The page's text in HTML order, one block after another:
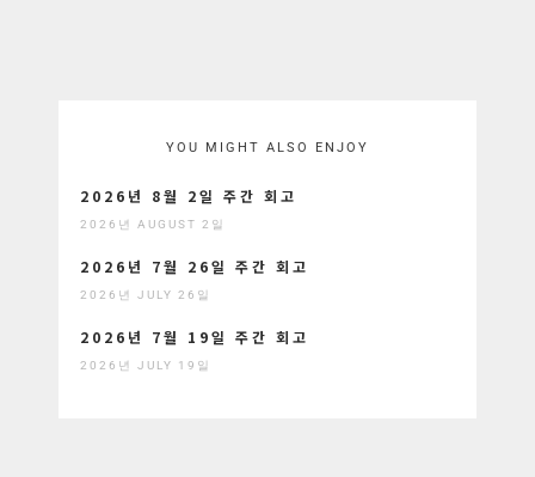
YOU MIGHT ALSO ENJOY
2026년 8월 2일 주간 회고
2026년 AUGUST 2일
2026년 7월 26일 주간 회고
2026년 JULY 26일
2026년 7월 19일 주간 회고
2026년 JULY 19일